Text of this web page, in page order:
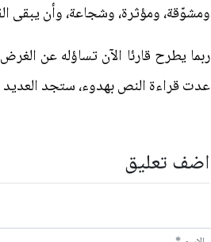
ومشوّقة، ومؤثرة، وشجاعة، وأن يبقى
ربما يطرح قارئا الآن تساؤله عن
عدت قراءة النص بهدوء، ستجد العديد
اضف تعليق